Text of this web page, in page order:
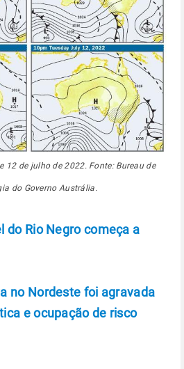
12 de julho de 2022. Fonte: Bureau de
do Governo Austrália.
Rio Negro começa a
no Nordeste foi agravada
e ocupação de risco